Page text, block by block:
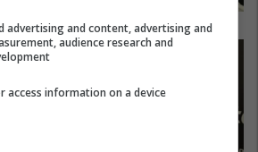
advertising and content, advertising and
audience research and
access information on a device